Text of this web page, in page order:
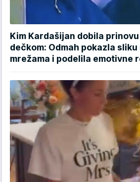
Kim Kardašijan dobila
dečkom: Odmah pokazla
mrežama i podelila emotivne